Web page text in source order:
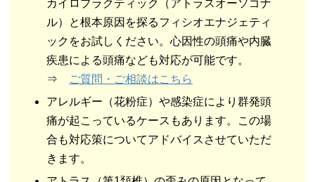
カイロプラクティック（アトラスオーソゴナ
ル）と根本原因を探るフィシオエナジェティ
ックをお試しください。心因性の頭痛や内臓
疾患による頭痛なども対応が可能です。
⇒
ご質問・ご相談はこちら
アレルギー（花粉症）や感染症により群発頭
痛が起こっているケースもあります。この場
合も対応策についてアドバイスさせていただ
きます。